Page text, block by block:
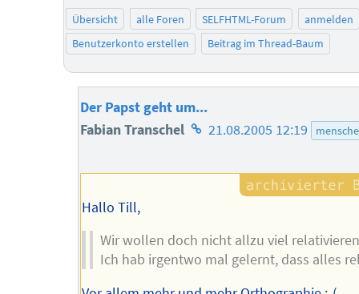
Übersicht alle Foren SELFHTML-Forum
anmelden
Benutzerkonto erstellen
Beitrag im Thread-Baum
Der Papst geht um...
Fabian Transchel Homepage
Autors
21.08.2005 12:19
Hallo Till,
Wir wollen doch nicht allzu viel
Ich hab irgentwo mal gelernt, dass alles